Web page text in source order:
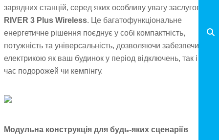
зарядних станцій, серед яких особливу увагу заслуговує
RIVER 3 Plus Wireless. Це багатофункціональне
енергетичне рішення поєднує у собі компактність,
потужність та універсальність, дозволяючи забезпечити
електрикою як ваш будинок у період відключень, так і під
час подорожей чи кемпінгу.
Модульна конструкція для будь-яких сценаріїв